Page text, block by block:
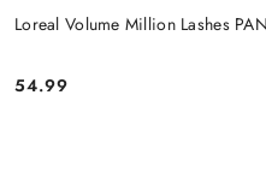
Loreal Volume Million Lashes
Cena:
54.99